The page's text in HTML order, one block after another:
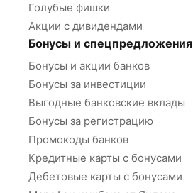
Голубые фишки
Акции с дивидендами
Бонусы и спецпредложения
Бонусы и акции банков
Бонусы за инвестиции
Выгодные банковские вклады
Бонусы за регистрацию
Промокоды банков
Кредитные карты с бонусами
Дебетовые карты с бонусами